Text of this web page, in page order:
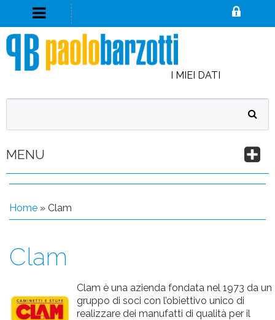
I MIEI DATI
MENU
Home » Clam
Clam
Clam è una azienda fondata nel 1973 da un
gruppo di soci con l’obiettivo unico di
realizzare dei manufatti di qualità per il